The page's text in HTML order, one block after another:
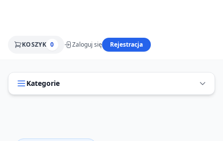
KOSZYK 0 Zaloguj się Rejestracja
Kategorie